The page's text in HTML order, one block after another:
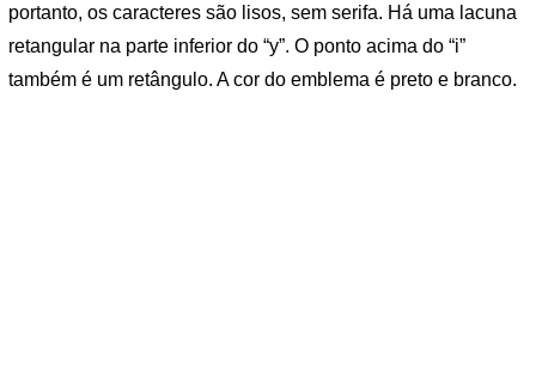
portanto, os caracteres são lisos, sem serifa. Há uma lacuna
retangular na parte inferior do “y”. O ponto acima do “i”
também é um retângulo. A cor do emblema é preto e branco.